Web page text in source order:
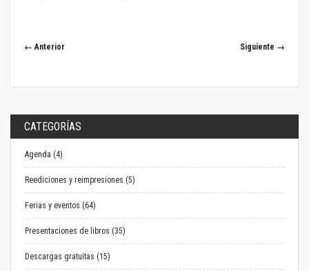
← Anterior Siguiente →
CATEGORÍAS
Agenda (4)
Reediciones y reimpresiones (5)
Ferias y eventos (64)
Presentaciones de libros (35)
Descargas gratuitas (15)